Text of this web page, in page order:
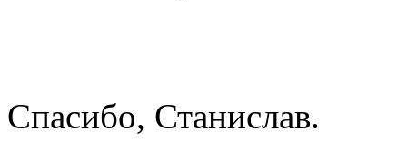
Спасибо, Станислав.